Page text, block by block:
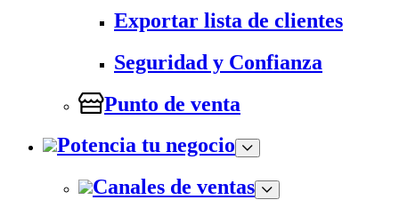
Exportar lista de clientes
Seguridad y Confianza
Punto de venta
Potencia tu negocio
Canales de ventas